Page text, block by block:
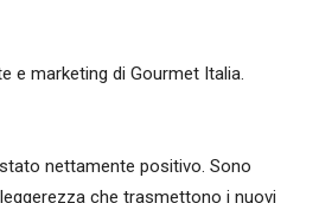
e marketing di Gourmet Italia.
nettamente positivo. Sono
che trasmettono i nuovi